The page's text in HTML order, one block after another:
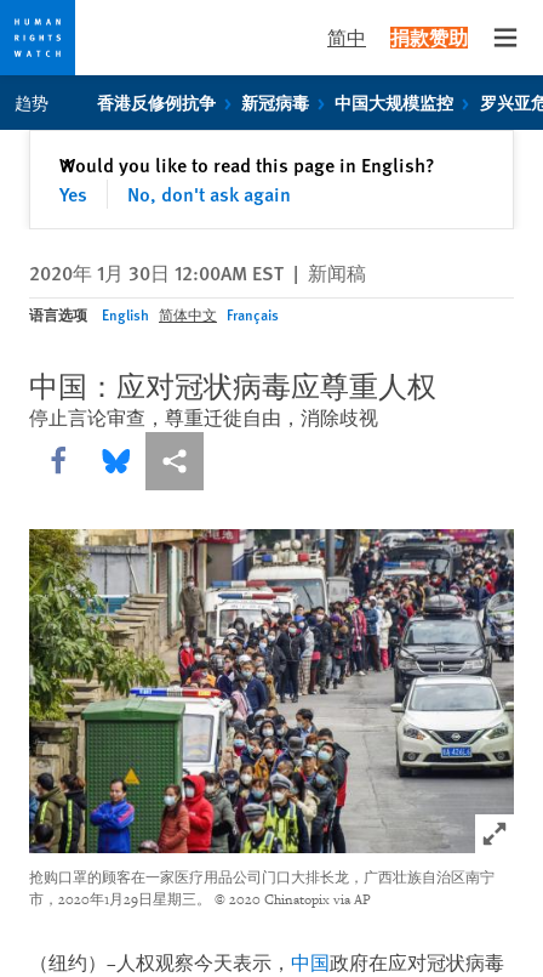
Skip
to
privacy
Skip
to
content
简中 捐款赞助
趋势 香港反修例抗争 新冠病毒 中国大规模监控 罗兴亚
Would you like to read this page in English?
Yes
No, don't ask again
✕关闭
2020年 1月 30日 12:00AM EST | 新闻稿
语言选项 English 简体中文 Français
中国：应对冠状病毒应尊重人权
停止言论审查，尊重迁徙自由，消除歧视
Share this via Facebook
Share this via Bluesky
More sharing options
Click
抢购口罩的顾客在一家医疗用品公司门口大排长龙，广西壮族自治区南宁
市，2020年1月29日星期三。 © 2020 Chinatopix via AP
（纽约）–人权观察今天表示， 中国政府在应对冠状病毒